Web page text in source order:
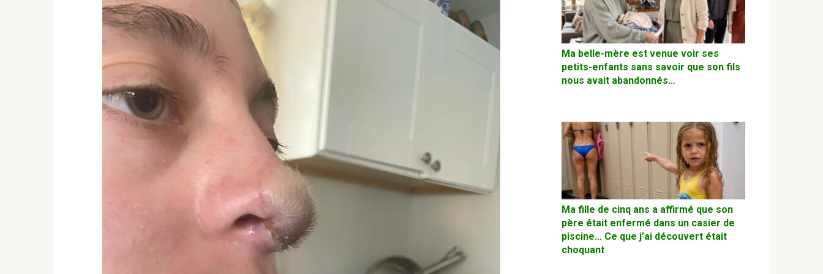
Ma belle-mère est venue voir ses
petits-enfants sans savoir que son fils
nous avait abandonnés…
Ma fille de cinq ans a affirmé que son
père était enfermé dans un casier de
piscine… Ce que j’ai découvert était
choquant